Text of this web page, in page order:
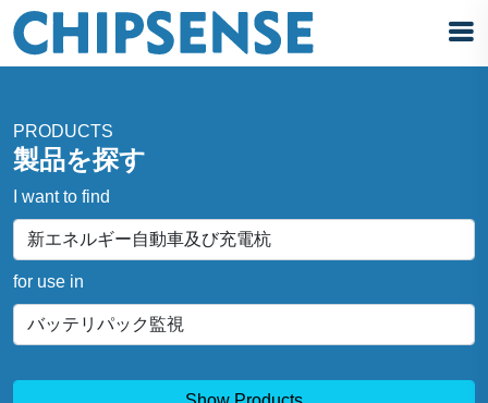
PRODUCTS
製品を探す
I want to find
for use in